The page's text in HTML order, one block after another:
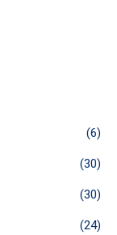
(6)
(30)
(30)
(24)